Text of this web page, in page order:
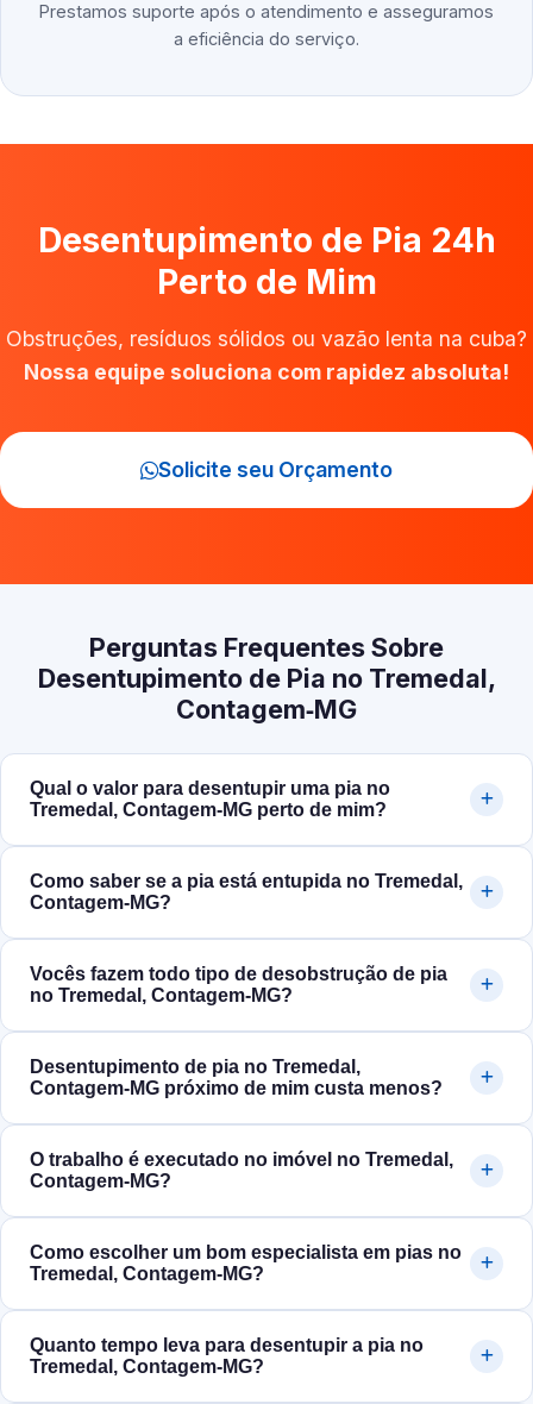
Prestamos suporte após o atendimento e asseguramos
a eficiência do serviço.
Desentupimento de Pia 24h
Perto de Mim
Obstruções, resíduos sólidos ou vazão lenta na cuba?
Nossa equipe soluciona com rapidez absoluta!
Solicite seu Orçamento
Perguntas Frequentes Sobre
Desentupimento de Pia no Tremedal,
Contagem‑MG
Qual o valor para desentupir uma pia no
Tremedal, Contagem‑MG perto de mim?
Como saber se a pia está entupida no Tremedal,
Contagem‑MG?
Vocês fazem todo tipo de desobstrução de pia
no Tremedal, Contagem‑MG?
Desentupimento de pia no Tremedal,
Contagem‑MG próximo de mim custa menos?
O trabalho é executado no imóvel no Tremedal,
Contagem‑MG?
Como escolher um bom especialista em pias no
Tremedal, Contagem‑MG?
Quanto tempo leva para desentupir a pia no
Tremedal, Contagem‑MG?